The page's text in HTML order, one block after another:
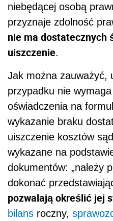
niebędącej osobą
przyznaje zdolność
nie ma dostatecznych
uiszczenie.
Jak można zauważyć,
przypadku nie
oświadczenia na
wykazanie braku
uiszczenie kosztów
wykazane na
dokumentów: „należy
dokonać
pozwalają określić jej
bilans roczny,